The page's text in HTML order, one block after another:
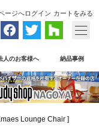
ージへログイン カートをみる
人のお客様へ 納品事例
Lounge Chair ]